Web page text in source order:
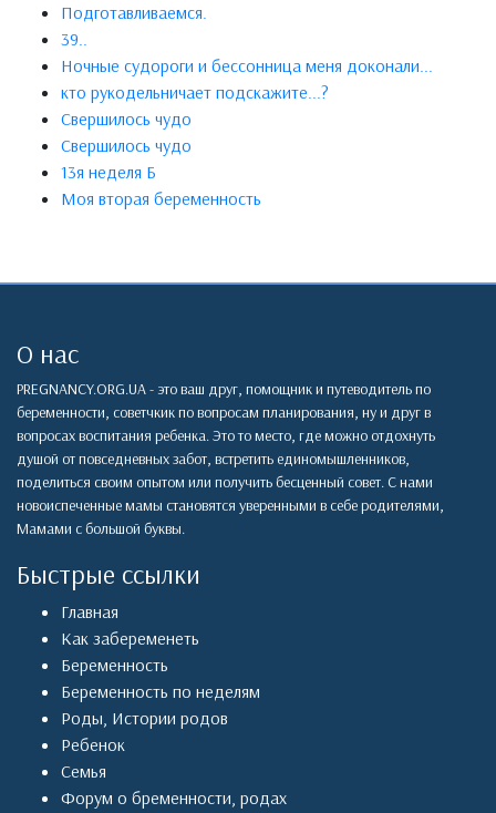
Подготавливаемся.
39..
Ночные судороги и бессонница меня доконали...
кто рукодельничает подскажите...?
Свершилось чудо
Свершилось чудо
13я неделя Б
Моя вторая беременность
О нас
PREGNANCY.ORG.UA - это ваш друг, помощник и путеводитель по
беременности, советчкик по вопросам планирования, ну и друг в
вопросах воспитания ребенка. Это то место, где можно отдохнуть
душой от повседневных забот, встретить единомышленников,
поделиться своим опытом или получить бесценный совет. С нами
новоиспеченные мамы становятся уверенными в себе родителями,
Мамами с большой буквы.
Быстрые ссылки
Главная
Как забеременеть
Беременность
Беременность по неделям
Роды, Истории родов
Ребенок
Семья
Форум о бременности, родах